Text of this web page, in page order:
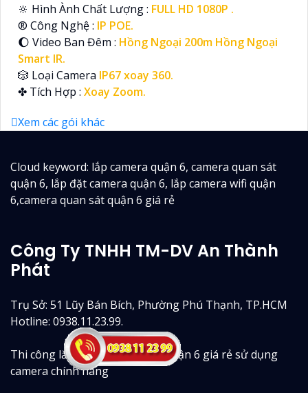
🔆 Hình Ành Chất Lượng : FULL HD 1080P .
®️ Công Nghệ : IP POE.
🌔 Video Ban Đêm : Hồng Ngoại 200m Hồng Ngoại
Smart IR.
🎲 Loại Camera IP67 xoay 360.
️✤ Tích Hợp : Xoay Zoom.
Xem các gói khác
Cloud keyword: lắp camera quận 6, camera quan sát
quận 6, lắp đặt camera quận 6, lắp camera wifi quận
6,camera quan sát quận 6 giá rẻ
Công Ty TNHH TM-DV An Thành
Phát
Trụ Sở: 51 Lũy Bán Bích, Phường Phú Thạnh, TP.HCM
Hotline: 0938.11.23.99.
Thi công lắp camera quan sát quận 6 giá rẻ sử dụng
camera chính hãng